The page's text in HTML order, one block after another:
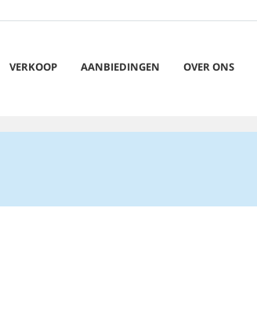
VERKOOP AANBIEDINGEN OVER ONS